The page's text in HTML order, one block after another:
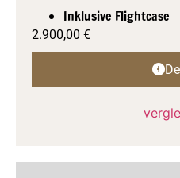
Inklusive Flightcase
2.900,00 €